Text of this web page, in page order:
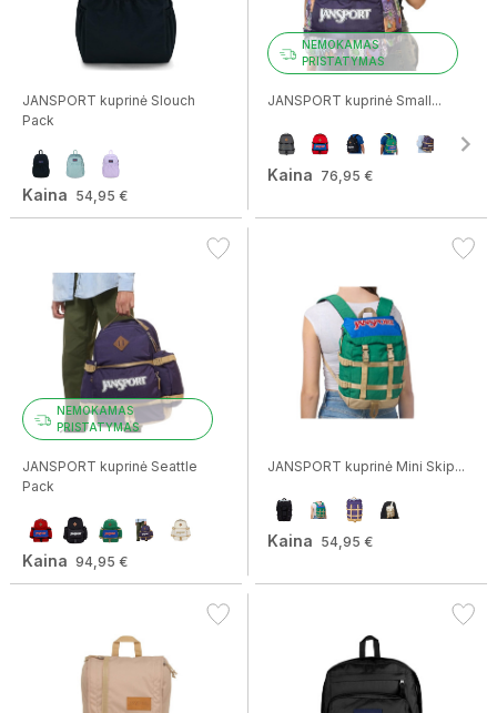
JANSPORT kuprinė Slouch
Pack
Kaina 54,95 €
NEMOKAMAS
PRISTATYMAS
JANSPORT kuprinė Small...
Kaina 76,95 €
NEMOKAMAS
PRISTATYMAS
JANSPORT kuprinė Seattle
Pack
Kaina 94,95 €
JANSPORT kuprinė Mini Skip...
Kaina 54,95 €